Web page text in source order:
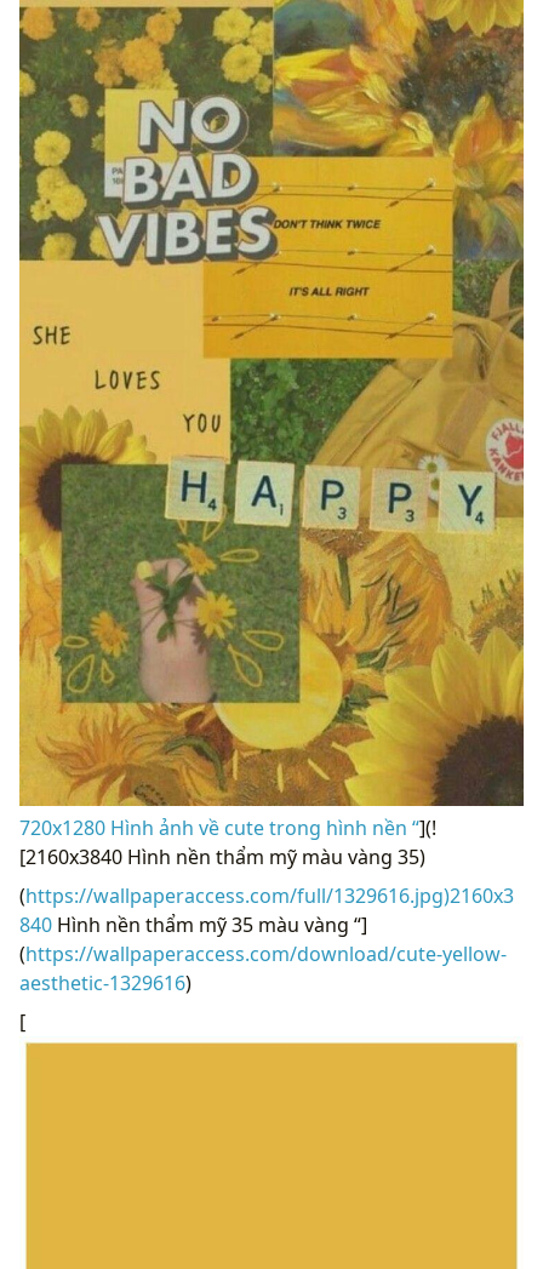
720x1280 Hình ảnh về cute trong hình nền “](!
[2160x3840 Hình nền thẩm mỹ màu vàng 35)
(https://wallpaperaccess.com/full/1329616.jpg)2160x3
840 Hình nền thẩm mỹ 35 màu vàng “]
(https://wallpaperaccess.com/download/cute-yellow-
aesthetic-1329616)
[